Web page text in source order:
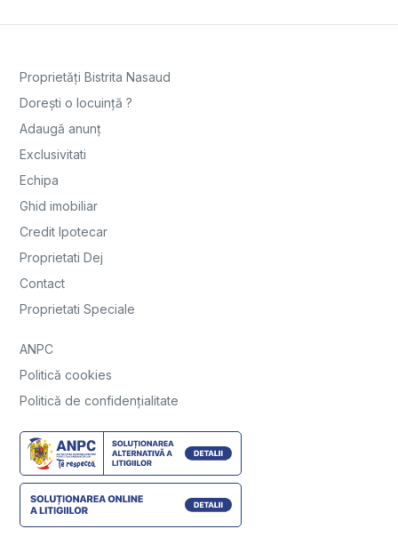
Proprietăți Bistrita Nasaud
Dorești o locuință ?
Adaugă anunț
Exclusivitati
Echipa
Ghid imobiliar
Credit Ipotecar
Proprietati Dej
Contact
Proprietati Speciale
ANPC
Politică cookies
Politică de confidențialitate